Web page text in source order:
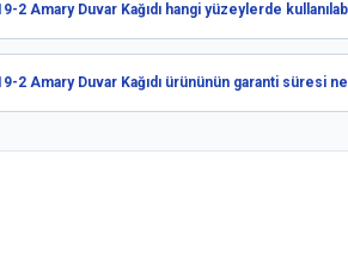
2 Amary Duvar Kağıdı hangi yüzeylerde
2 Amary Duvar Kağıdı ürününün garanti süresi